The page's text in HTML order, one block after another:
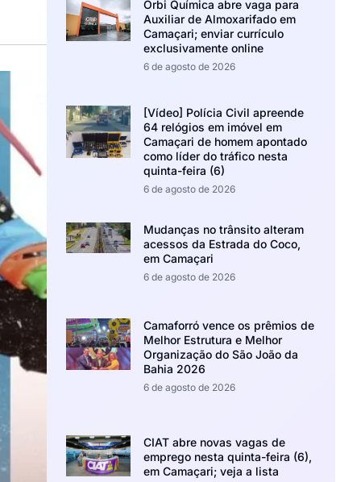
Orbi Química abre vaga para
Auxiliar de Almoxarifado em
Camaçari; enviar currículo
exclusivamente online
6 de agosto de 2026
[Vídeo] Polícia Civil apreende
64 relógios em imóvel em
Camaçari de homem apontado
como líder do tráfico nesta
quinta-feira (6)
6 de agosto de 2026
Mudanças no trânsito alteram
acessos da Estrada do Coco,
em Camaçari
6 de agosto de 2026
Camaforró vence os prêmios de
Melhor Estrutura e Melhor
Organização do São João da
Bahia 2026
6 de agosto de 2026
CIAT abre novas vagas de
emprego nesta quinta-feira (6),
em Camaçari; veja a lista